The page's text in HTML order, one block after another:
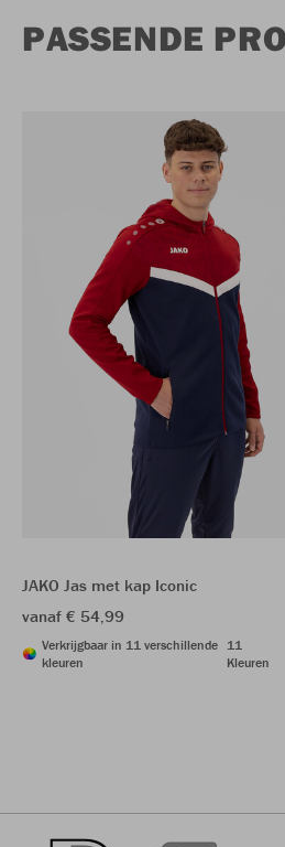
PASSENDE
JAKO Jas met kap Iconic
vanaf € 54,99
Verkrijgbaar in 11 verschillende
kleuren
11
Kleuren